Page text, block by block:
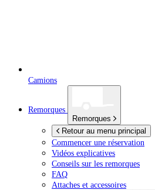
Camions
Remorques
Remorques
Retour au menu principal
Commencer une réservation
Vidéos explicatives
Conseils sur les remorques
FAQ
Attaches et accessoires